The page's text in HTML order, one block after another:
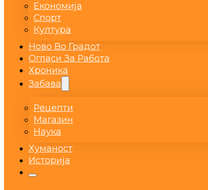
Економија
Спорт
Култура
Ново Во Градот
Огласи За Работа
Хроника
Забава
Рецепти
Магазин
Наука
Хуманост
Историја